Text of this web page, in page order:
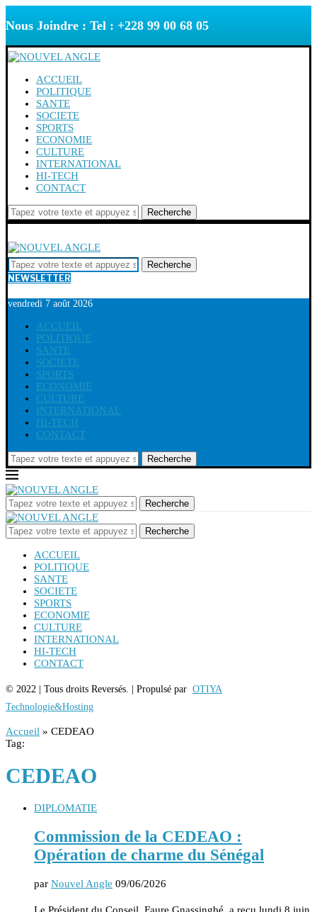
Nous Joindre : Tel : +228 99 00 68 05
ACCUEIL
POLITIQUE
SANTE
SOCIETE
SPORTS
ECONOMIE
CULTURE
INTERNATIONAL
HI-TECH
CONTACT
Recherche
Recherche
NEWSLETTER
vendredi 7 août 2026
ACCUEIL
POLITIQUE
SANTE
SOCIETE
SPORTS
ECONOMIE
CULTURE
INTERNATIONAL
HI-TECH
CONTACT
Recherche
Recherche
Recherche
ACCUEIL
POLITIQUE
SANTE
SOCIETE
SPORTS
ECONOMIE
CULTURE
INTERNATIONAL
HI-TECH
CONTACT
© 2022 | Tous droits Reversés. | Propulsé par OTIYA
Technologie&Hosting
Accueil » CEDEAO
Tag:
CEDEAO
DIPLOMATIE
Commission de la CEDEAO :
Opération de charme du Sénégal
par Nouvel Angle 09/06/2026
Le Président du Conseil, Faure Gnassingbé, a reçu lundi 8 juin